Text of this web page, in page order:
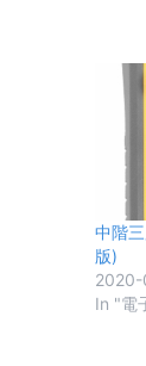
中階
版)
2020-
In "電